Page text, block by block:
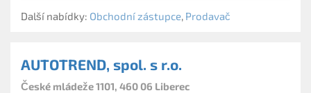
Další nabídky: Obchodní zástupce, Prodavač
AUTOTREND, spol. s r.o.
České mládeže 1101, 460 06 Liberec